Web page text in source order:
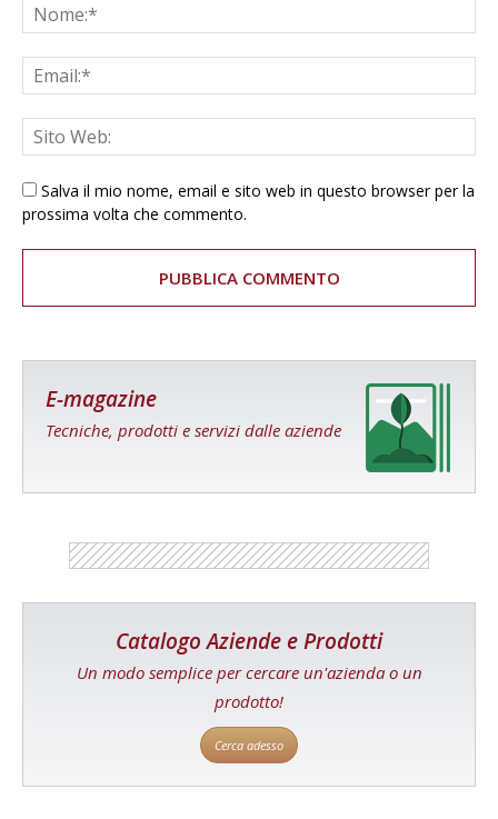
Salva il mio nome, email e sito web in questo browser per la
prossima volta che commento.
E-magazine
Tecniche, prodotti e servizi dalle aziende
Catalogo Aziende e Prodotti
Un modo semplice per cercare un'azienda o un
prodotto!
Cerca adesso